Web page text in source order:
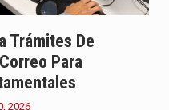
Saber cómo borrar el historial de operaciones en MT4 es…
Trámites De
Para
2026